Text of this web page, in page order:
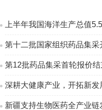
上半年我国海洋生产总值
第十二批国家组织药品集采
第12批药品集采首轮报价
深耕大健康产业，开拓新发
新疆支持生物医药全产业链